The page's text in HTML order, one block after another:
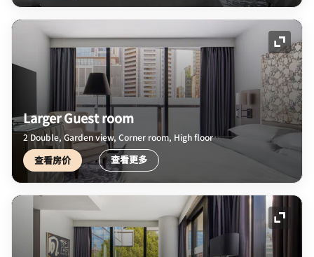
展开
Larger Guest room
2 Double, Garden view, Corner room, High floor
查看房价 查看更多
展开